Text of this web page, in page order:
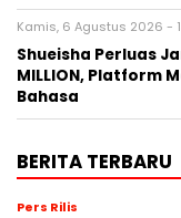
Kamis, 6 Agustus 2026 -
Shueisha Perluas
MILLION, Platform
Bahasa
BERITA TERBARU
Pers Rilis